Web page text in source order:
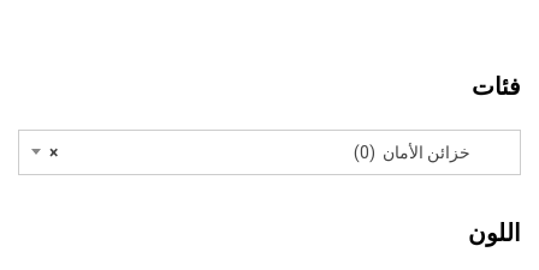
فئات
× خزائن الأمان (0)
اللون